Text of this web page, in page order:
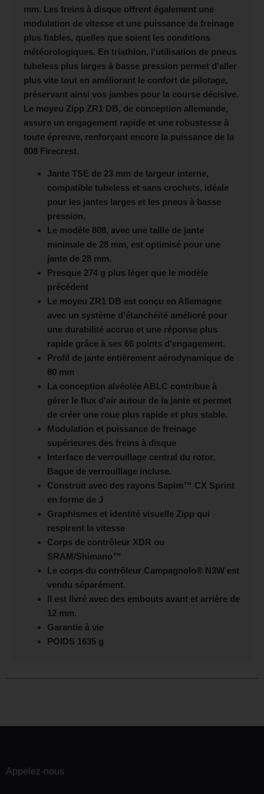
mm. Les freins à disque offrent également une
modulation de vitesse et une puissance de freinage
plus fiables, quelles que soient les conditions
météorologiques. En triathlon, l'utilisation de pneus
tubeless plus larges à basse pression permet d'aller
plus vite tout en améliorant le confort de pilotage,
préservant ainsi vos jambes pour la course décisive.
Le moyeu Zipp ZR1 DB, de conception allemande,
assure un engagement rapide et une robustesse à
toute épreuve, renforçant encore la puissance de la
808 Firecrest.
Jante TSE de 23 mm de largeur interne,
compatible tubeless et sans crochets, idéale
pour les jantes larges et les pneus à basse
pression.
Le modèle 808, avec une taille de jante
minimale de 28 mm, est optimisé pour une
jante de 28 mm.
Presque 274 g plus léger que le modèle
précédent
Le moyeu ZR1 DB est conçu en Allemagne
avec un système d'étanchéité amélioré pour
une durabilité accrue et une réponse plus
rapide grâce à ses 66 points d'engagement.
Profil de jante entièrement aérodynamique de
80 mm
La conception alvéolée ABLC contribue à
gérer le flux d'air autour de la jante et permet
de créer une roue plus rapide et plus stable.
Modulation et puissance de freinage
supérieures des freins à disque
Interface de verrouillage central du rotor.
Bague de verrouillage incluse.
Construit avec des rayons Sapim™ CX Sprint
en forme de J
Graphismes et identité visuelle Zipp qui
respirent la vitesse
Corps de contrôleur XDR ou
SRAM/Shimano™
Le corps du contrôleur Campagnolo® N3W est
vendu séparément.
Il est livré avec des embouts avant et arrière de
12 mm.
Garantie à vie
POIDS 1635 g
Appelez-nous